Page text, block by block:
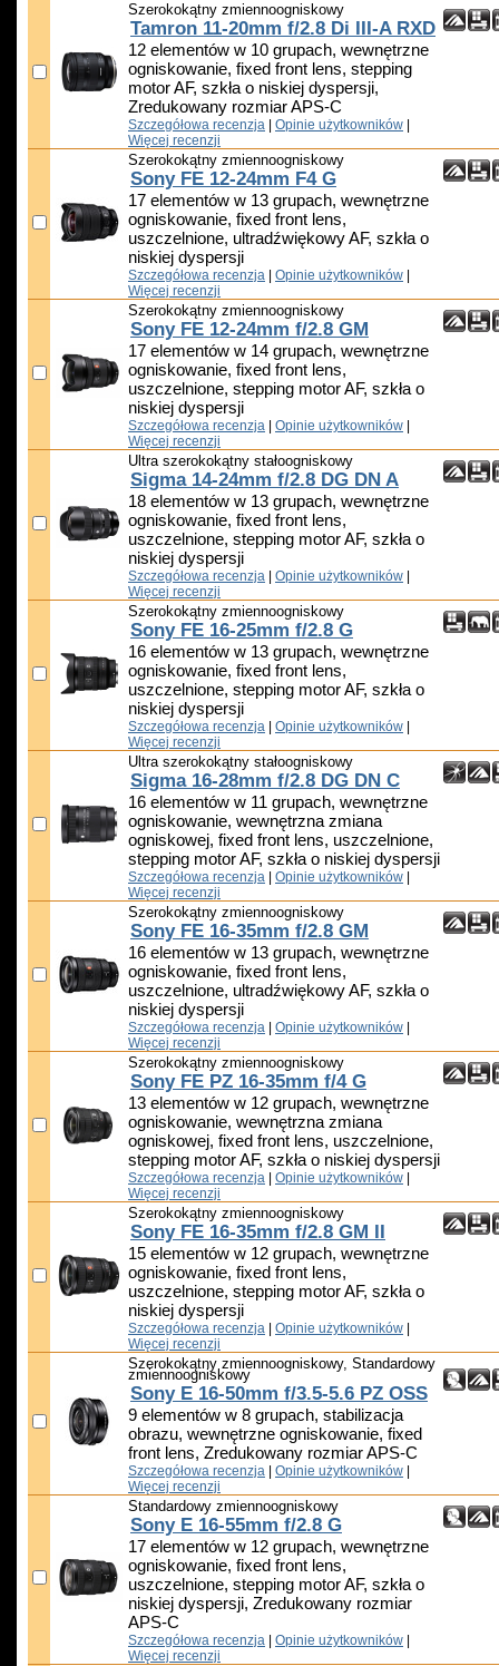
Szerokokątny zmiennoogniskowy
Tamron 11-20mm f/2.8 Di III-A RXD
12 elementów w 10 grupach, wewnętrzne
ogniskowanie, fixed front lens, stepping
motor AF, szkła o niskiej dyspersji,
Zredukowany rozmiar APS-C
Szczegółowa recenzja Opinie użytkowników
Więcej recenzji
Szerokokątny zmiennoogniskowy
Sony FE 12-24mm F4 G
17 elementów w 13 grupach, wewnętrzne
ogniskowanie, fixed front lens,
uszczelnione, ultradźwiękowy AF, szkła o
niskiej dyspersji
Szczegółowa recenzja Opinie użytkowników
Więcej recenzji
Szerokokątny zmiennoogniskowy
Sony FE 12-24mm f/2.8 GM
17 elementów w 14 grupach, wewnętrzne
ogniskowanie, fixed front lens,
uszczelnione, stepping motor AF, szkła o
niskiej dyspersji
Szczegółowa recenzja Opinie użytkowników
Więcej recenzji
Ultra szerokokątny stałoogniskowy
Sigma 14-24mm f/2.8 DG DN A
18 elementów w 13 grupach, wewnętrzne
ogniskowanie, fixed front lens,
uszczelnione, stepping motor AF, szkła o
niskiej dyspersji
Szczegółowa recenzja Opinie użytkowników
Więcej recenzji
Szerokokątny zmiennoogniskowy
Sony FE 16-25mm f/2.8 G
16 elementów w 13 grupach, wewnętrzne
ogniskowanie, fixed front lens,
uszczelnione, stepping motor AF, szkła o
niskiej dyspersji
Szczegółowa recenzja Opinie użytkowników
Więcej recenzji
Ultra szerokokątny stałoogniskowy
Sigma 16-28mm f/2.8 DG DN C
16 elementów w 11 grupach, wewnętrzne
ogniskowanie, wewnętrzna zmiana
ogniskowej, fixed front lens, uszczelnione,
stepping motor AF, szkła o niskiej dyspersji
Szczegółowa recenzja Opinie użytkowników
Więcej recenzji
Szerokokątny zmiennoogniskowy
Sony FE 16-35mm f/2.8 GM
16 elementów w 13 grupach, wewnętrzne
ogniskowanie, fixed front lens,
uszczelnione, ultradźwiękowy AF, szkła o
niskiej dyspersji
Szczegółowa recenzja Opinie użytkowników
Więcej recenzji
Szerokokątny zmiennoogniskowy
Sony FE PZ 16-35mm f/4 G
13 elementów w 12 grupach, wewnętrzne
ogniskowanie, wewnętrzna zmiana
ogniskowej, fixed front lens, uszczelnione,
stepping motor AF, szkła o niskiej dyspersji
Szczegółowa recenzja Opinie użytkowników
Więcej recenzji
Szerokokątny zmiennoogniskowy
Sony FE 16-35mm f/2.8 GM II
15 elementów w 12 grupach, wewnętrzne
ogniskowanie, fixed front lens,
uszczelnione, stepping motor AF, szkła o
niskiej dyspersji
Szczegółowa recenzja Opinie użytkowników
Więcej recenzji
Szerokokątny zmiennoogniskowy, Standardowy
zmiennoogniskowy
Sony E 16-50mm f/3.5-5.6 PZ OSS
9 elementów w 8 grupach, stabilizacja
obrazu, wewnętrzne ogniskowanie, fixed
front lens, Zredukowany rozmiar APS-C
Szczegółowa recenzja Opinie użytkowników
Więcej recenzji
Standardowy zmiennoogniskowy
Sony E 16-55mm f/2.8 G
17 elementów w 12 grupach, wewnętrzne
ogniskowanie, fixed front lens,
uszczelnione, stepping motor AF, szkła o
niskiej dyspersji, Zredukowany rozmiar
APS-C
Szczegółowa recenzja Opinie użytkowników
Więcej recenzji